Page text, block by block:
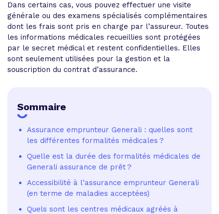
Dans certains cas, vous pouvez effectuer une visite
générale ou des examens spécialisés complémentaires
dont les frais sont pris en charge par l’assureur. Toutes
les informations médicales recueillies sont protégées
par le secret médical et restent confidentielles. Elles
sont seulement utilisées pour la gestion et la
souscription du contrat d’assurance.
Sommaire
Assurance emprunteur Generali : quelles sont
les différentes formalités médicales ?
Quelle est la durée des formalités médicales de
Generali assurance de prêt ?
Accessibilité à l’assurance emprunteur Generali
(en terme de maladies acceptées)
Quels sont les centres médicaux agréés à